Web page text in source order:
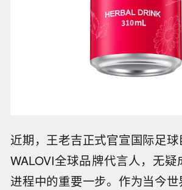
近期，王老吉正式官宣国际足
WALOVI全球品牌代言人，无
进程中的重要一步。作为当今